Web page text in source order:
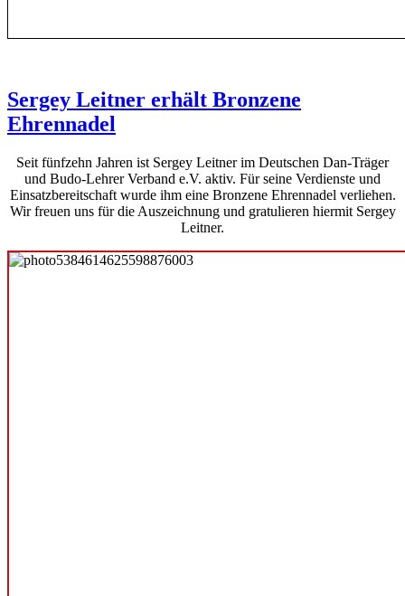
Sergey Leitner erhält Bronzene
Ehrennadel
Seit fünfzehn Jahren ist Sergey Leitner im Deutschen Dan-Träger
und Budo-Lehrer Verband e.V. aktiv. Für seine Verdienste und
Einsatzbereitschaft wurde ihm eine Bronzene Ehrennadel verliehen.
Wir freuen uns für die Auszeichnung und gratulieren hiermit Sergey
Leitner.